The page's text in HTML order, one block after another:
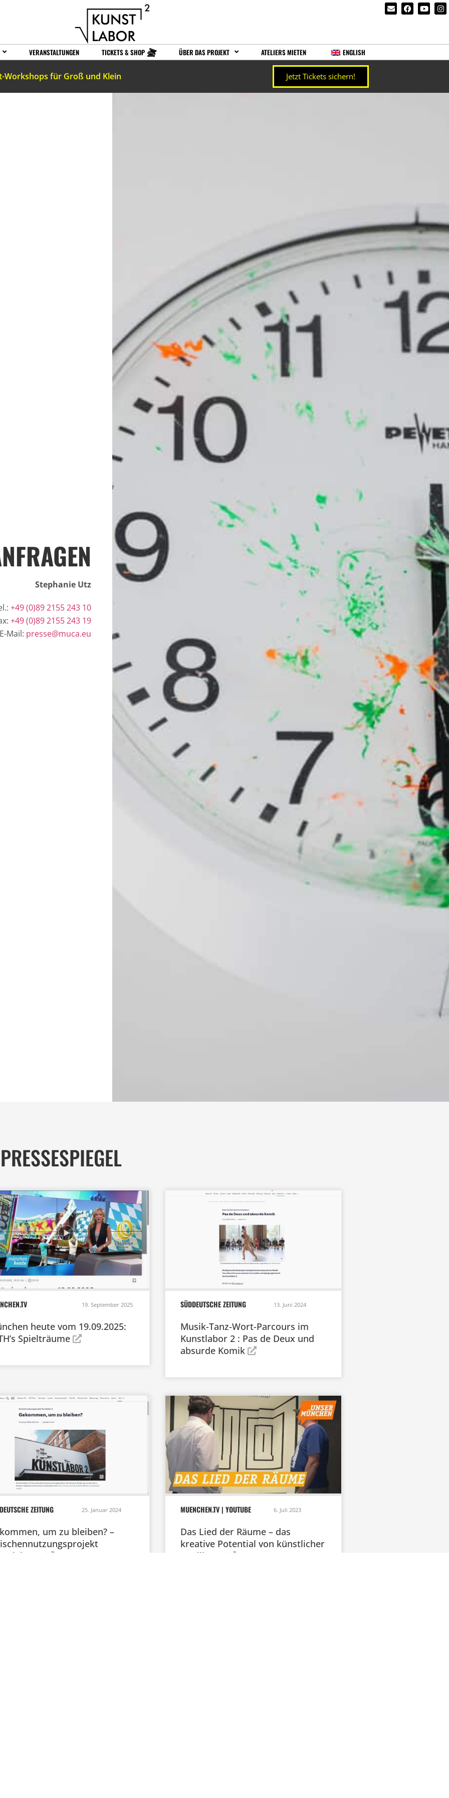
VERANSTALTUNGEN TICKETS & SHOP ÜBER DAS PROJEKT ATELIERS MIETEN ENGLISH
Workshops für Groß und Klein Jetzt Tickets sichern!
Stephanie Utz
+49 (0)89 2155 243 10
+49 (0)89 2155 243 19
E-Mail: presse@muca.eu
PRESSESPIEGEL
19. September 2025
heute vom 19.09.2025:
Spielträume
SÜDDEUTSCHE ZEITUNG 13. Juni 2024
Musik-Tanz-Wort-Parcours im
Kunstlabor 2 : Pas de Deux und
absurde Komik
ZEITUNG 25. Januar 2024
um zu bleiben? –
2
MUENCHEN.TV | YOUTUBE 6. Juli 2023
Das Lied der Räume – das
kreative Potential von künstlicher
Intelligenz